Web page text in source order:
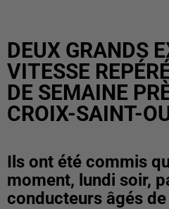
DEUX GRANDS
VITESSE
DE SEMAINE
CROIX-SAINT-
Ils ont été commis
moment, lundi soir,
conducteurs âgés